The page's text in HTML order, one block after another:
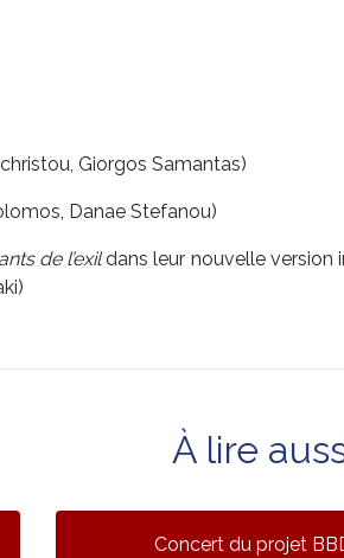
Giorgos Samantas)
Danae Stefanou)
de l’exildans leur nouvelle version
À lire
Concert du projet